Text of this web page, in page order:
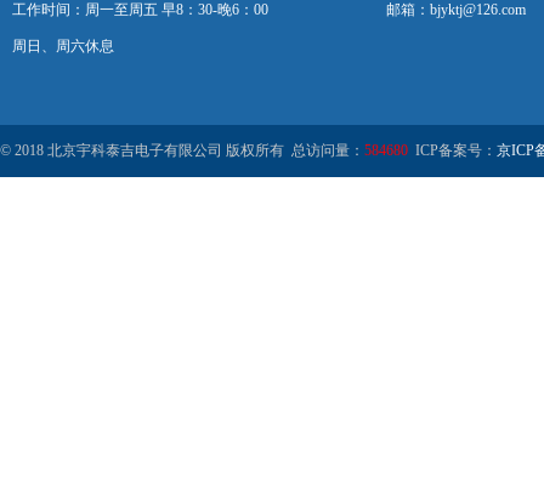
工作时间：周一至周五 早8：30-晚6：00
周日、周六休息
邮箱：bjyktj@126.com
© 2018 北京宇科泰吉电子有限公司 版权所有 总访问量： 584680 ICP备案号： 京ICP